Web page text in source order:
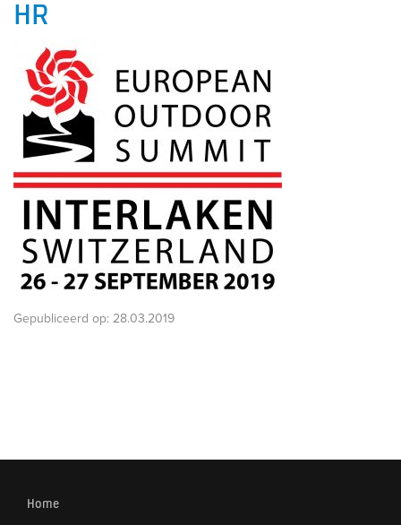
HR
Gepubliceerd op: 28.03.2019
Home